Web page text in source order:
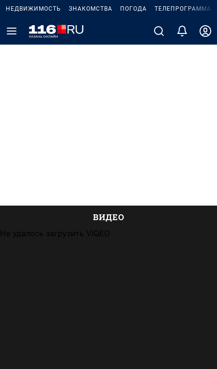
НЕДВИЖИМОСТЬ ЗНАКОМСТВА ПОГОДА ТЕЛЕПРОГРАММА
ВИДЕО
Не удалось загрузить VIQEO